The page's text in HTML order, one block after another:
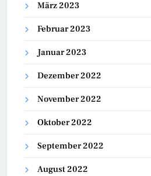
März 2023
Februar 2023
Januar 2023
Dezember 2022
November 2022
Oktober 2022
September 2022
August 2022